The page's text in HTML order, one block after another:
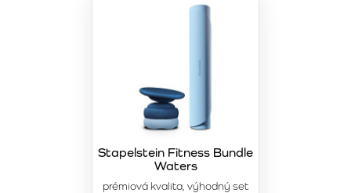
prémiová kvalita, výhodný set
Stapelstein Fitness Bundle
Waters